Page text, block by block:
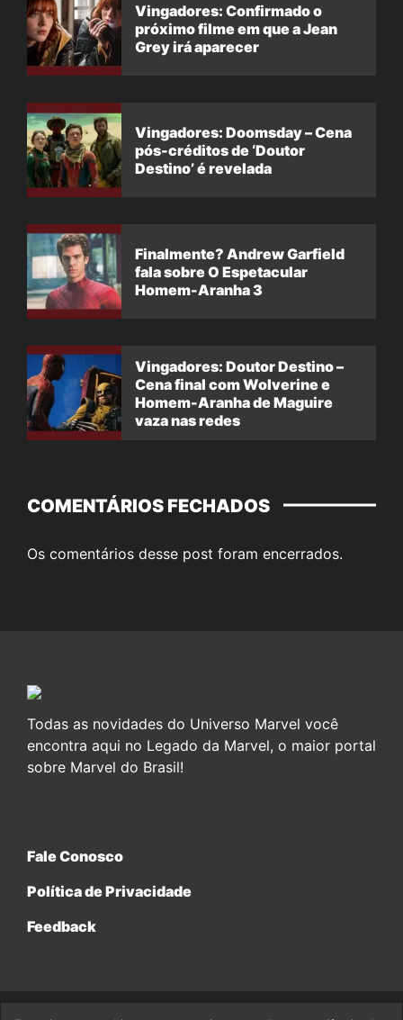
Vingadores: Confirmado o
próximo filme em que a Jean
Grey irá aparecer
Vingadores: Doomsday – Cena
pós-créditos de ‘Doutor
Destino’ é revelada
Finalmente? Andrew Garfield
fala sobre O Espetacular
Homem-Aranha 3
Vingadores: Doutor Destino –
Cena final com Wolverine e
Homem-Aranha de Maguire
vaza nas redes
COMENTÁRIOS FECHADOS
Os comentários desse post foram encerrados.
Todas as novidades do Universo Marvel você
encontra aqui no Legado da Marvel, o maior portal
sobre Marvel do Brasil!
Fale Conosco
Política de Privacidade
Feedback